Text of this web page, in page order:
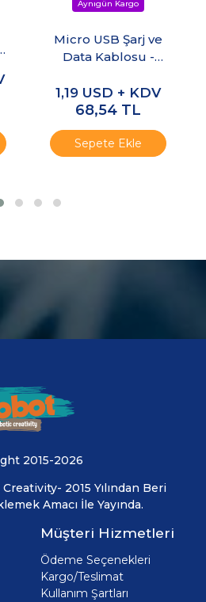
Micro USB Şarj ve
Data Kablosu -
1,19 USD + KDV
68,54 TL
Sepete Ekle
2015-2026
2015 Yılından Beri
Amacı İle Yayında.
Müşteri Hizmetleri
Ödeme Seçenekleri
Kargo/Teslimat
Kullanım Şartları